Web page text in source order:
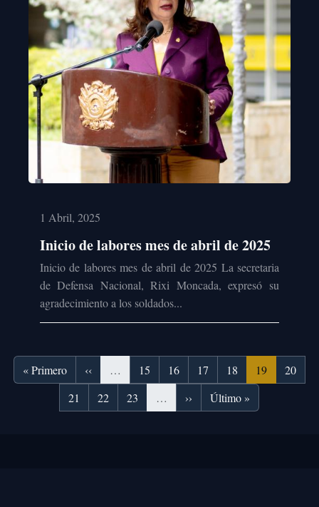
1 Abril, 2025
Inicio de labores mes de abril de 2025
Inicio de labores mes de abril de 2025 La secretaria
de Defensa Nacional, Rixi Moncada, expresó su
agradecimiento a los soldados...
Paginación
Primera página
« Primero Página anterior
‹‹ … Página
15 Página
16 Página
17 Página
18 Página actual
19 Página
20
Página
21 Página
22 Página
23 … Siguiente página
›› Última página
Último »